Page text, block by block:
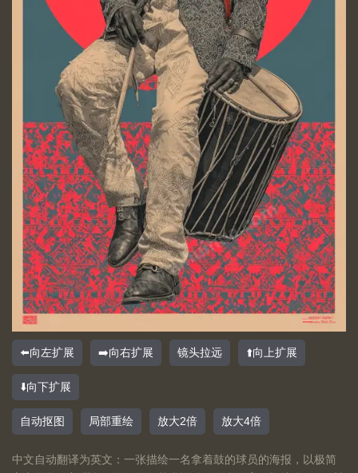
⬅️向左扩展 ➡️向右扩展 镜头拉远 ⬆️向上扩展
⬇️向下扩展
自动抠图 局部重绘 放大2倍 放大4倍
中文自动翻译为英文：一张描绘一名拿着鼓的球员的海报，以极简